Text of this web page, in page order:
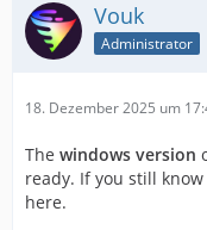
Vouk
Administrator
18. Dezember 2025 um
The windows version
ready. If you still
here.